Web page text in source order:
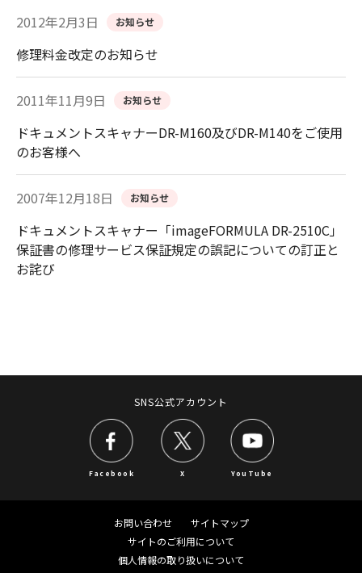
2012年2月3日 お知らせ
修理料金改定のお知らせ
2011年11月9日 お知らせ
ドキュメントスキャナーDR-M160及びDR-M140をご使用
のお客様へ
2007年12月18日 お知らせ
ドキュメントスキャナー「imageFORMULA DR-2510C」
保証書の修理サービス保証規定の誤記についての訂正と
お詫び
SNS公式アカウント
Facebook X YouTube
お問い合わせ
サイトマップ
サイトのご利用について
個人情報の取り扱いについて